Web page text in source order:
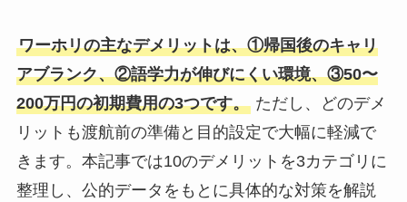
ワーホリの主なデメリットは、①帰国後のキャリ
アブランク、②語学力が伸びにくい環境、③50〜
200万円の初期費用の3つです。ただし、どのデメ
リットも渡航前の準備と目的設定で大幅に軽減で
きます。本記事では10のデメリットを3カテゴリに
整理し、公的データをもとに具体的な対策を解説